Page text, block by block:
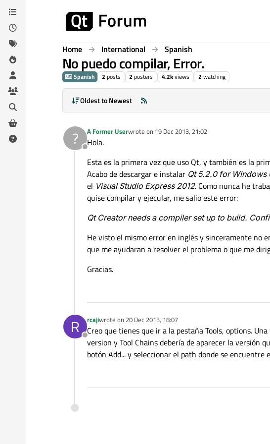
Skip to content
Home International Spanish
No puedo compilar, Error.
Spanish 2 posts 2 posters 4.2kviews 2 watching
Oldest to Newest
?
Offline
A Former Userwrote on 19 Dec 2013, 21:02
last edited by
Hola.
Esta es la primera vez que uso Qt, y también es la
Acabo de descargar e instalar Qt 5.2.0 for Windows
el Visual Studio Express 2012. Como nunca he
quise compilar y ejecular, me salio este error:
Qt Creator needs a compiler set up to build.
He visto el mismo error en inglés y sinceramente no
que me ayudaran a resolver el problema o que me
Gracias.
R
Offline
rcajiwrote on 20 Dec 2013, 18:07
last edited by
Creo que tienes que ir a la pestaña Tools, options.
version y Tool Chains debería de aparecer la versión
botón Add... y seleccionar el path donde se encuentre